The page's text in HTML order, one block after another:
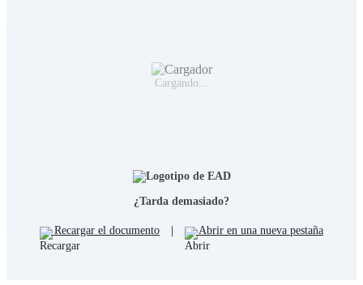
Cargando...
¿Tarda demasiado?
Recargar el documento Abrir en una nueva pestaña